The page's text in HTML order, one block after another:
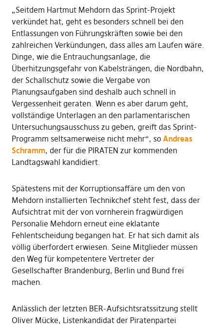
„Seitdem Hartmut Mehdorn das Sprint-Projekt
verkündet hat, geht es besonders schnell bei den
Entlassungen von Führungskräften sowie bei den
zahlreichen Verkündungen, dass alles am Laufen wäre.
Dinge, wie die Entrauchungsanlage, die
Überhitzungsgefahr von Kabelsträngen, die Nordbahn,
der Schallschutz sowie die Vergabe von
Planungsaufgaben sind deshalb auch schnell in
Vergessenheit geraten. Wenn es aber darum geht,
vollständige Unterlagen an den parlamentarischen
Untersuchungsausschuss zu geben, greift das Sprint-
Programm seltsamerweise nicht mehr“, so Andreas
Schramm, der für die PIRATEN zur kommenden
Landtagswahl kandidiert.
Spätestens mit der Korruptionsaffäre um den von
Mehdorn installierten Technikchef steht fest, dass der
Aufsichtrat mit der von vornherein fragwürdigen
Personalie Mehdorn erneut eine eklatante
Fehlentscheidung begangen hat. Er hat sich damit als
völlig überfordert erwiesen. Seine Mitglieder müssen
den Weg für kompetentere Vertreter der
Gesellschafter Brandenburg, Berlin und Bund frei
machen.
Anlässlich der letzten BER-Aufsichtsratssitzung stellt
Oliver Mücke, Listenkandidat der Piratenpartei